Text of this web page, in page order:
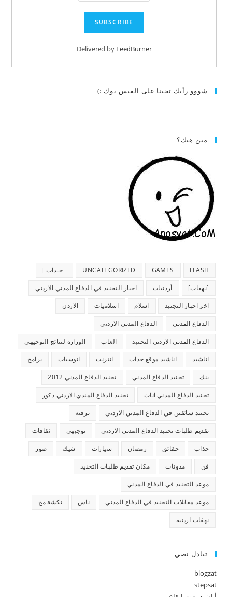
Delivered by FeedBurner
شووو رأيك تحبنا على الفيس بوك :)
مين هيك؟
FLASH
GAMES
UNCATEGORIZED [ جـذاب ]
[نهفات] أردنيات اخبار التجنيد في الدفاع المدني الاردني
اخر اخبار التجنيد اسلام اسلاميات الاردن
الدفاع المدني الدفاع المدني الاردني
الدفاع المدني الاردني التجنيد العاب الوزاره لنتائج التوجيهي
اناشيد اناشيد موقع جذاب انترنت انوسيات برامج
بنك تجنيد الدفاع المدني تجنيد الدفاع المدني 2012
تجنيد الدفاع المدني اناث تجنيد الدفاع المندي الاردني ذكور
تجنيد سائقين في الدفاع المدني الاردني ترفيه
تقديم طلبات تجنيد الدفاع المدني الاردني توجيهي ثقافات
جذاب حقائق رمضان سيارات شيك صور
فن مدونات مكان تقديم طلبات التجنيد
موعد التجنيد في الدفاع المدني
موعد مقابلات التجنيد في الدفاع المدني ناس نكشة مخ
نهفات اردنيه
تبادل نصي
blogzat
stepsat